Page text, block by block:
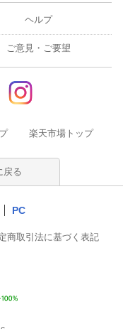
ヘルプ
ご意見・ご要望
楽天市場トップ
戻る
PC
商取引法に基づく表記